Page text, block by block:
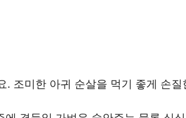
조미한 아귀 순살을 먹기 좋게 손